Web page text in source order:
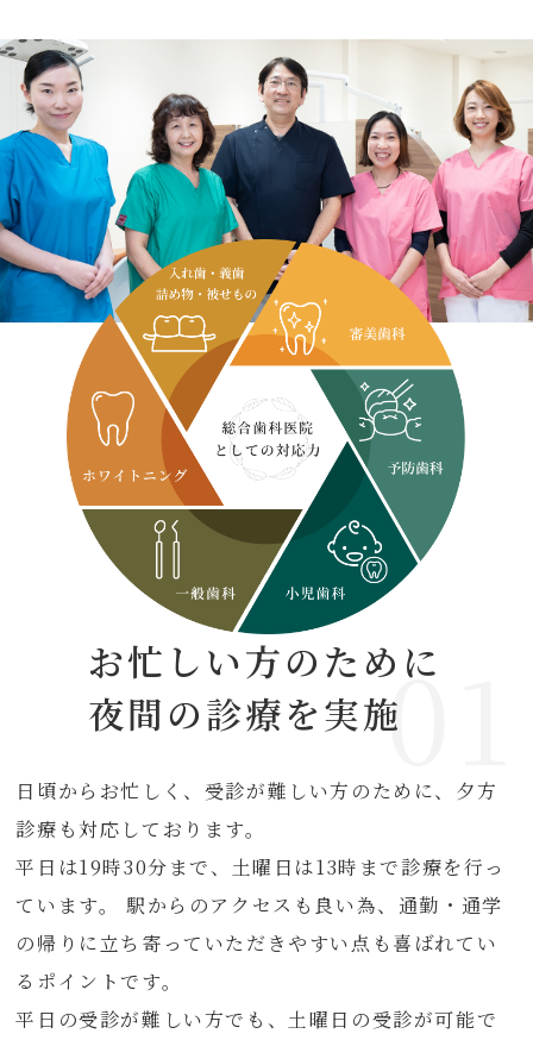
お忙しい方のために
夜間の診療を実施
日頃からお忙しく、受診が難しい方のために、夕方
診療も対応しております。
平日は19時30分まで、土曜日は13時まで診療を行っ
ています。 駅からのアクセスも良い為、通勤・通学
の帰りに立ち寄っていただきやすい点も喜ばれてい
るポイントです。
平日の受診が難しい方でも、土曜日の受診が可能で
01